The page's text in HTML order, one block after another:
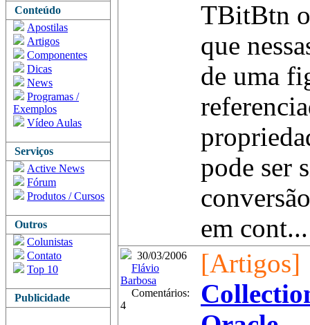
Conteúdo
Apostilas
Artigos
Componentes
Dicas
News
Programas /
Exemplos
Vídeo Aulas
Serviços
Active News
Fórum
Produtos / Cursos
Outros
Colunistas
Contato
Top 10
Publicidade
TBitBtn
que
de uma
pode ser
em cont...
30/03/2006
Flávio
Barbosa
Comentários:
4
[Artigos]